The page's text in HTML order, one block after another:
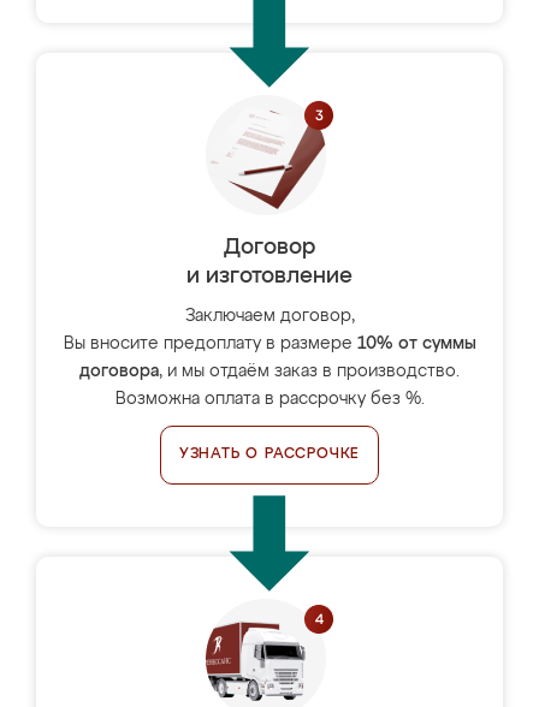
Договор
и изготовление
Заключаем договор,
Вы вносите предоплату в размере 10% от суммы
договора, и мы отдаём заказ в производство.
Возможна оплата в рассрочку без %.
УЗНАТЬ О РАССРОЧКЕ